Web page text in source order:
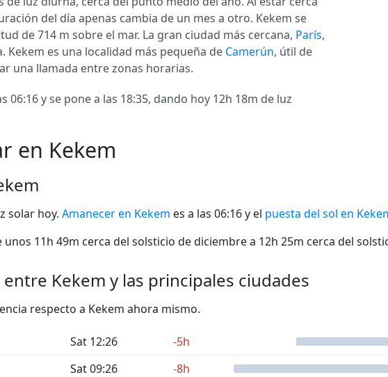
del día apenas cambia de un mes a otro. Kekem se
de 714 m sobre el mar. La gran ciudad más cercana, París,
Kekem es una localidad más pequeña de Camerún, útil de
una llamada entre zonas horarias.
06:16 y se pone a las 18:35, dando hoy 12h 18m de luz
en Kekem
solar hoy. Amanecer en Kekem es a las 06:16 y el puesta del sol en
11h 49m cerca del solsticio de diciembre a 12h 25m cerca del
Kekem y las principales ciudades
respecto a Kekem ahora mismo.
Sat 12:26
-5h
Sat 09:26
-8h